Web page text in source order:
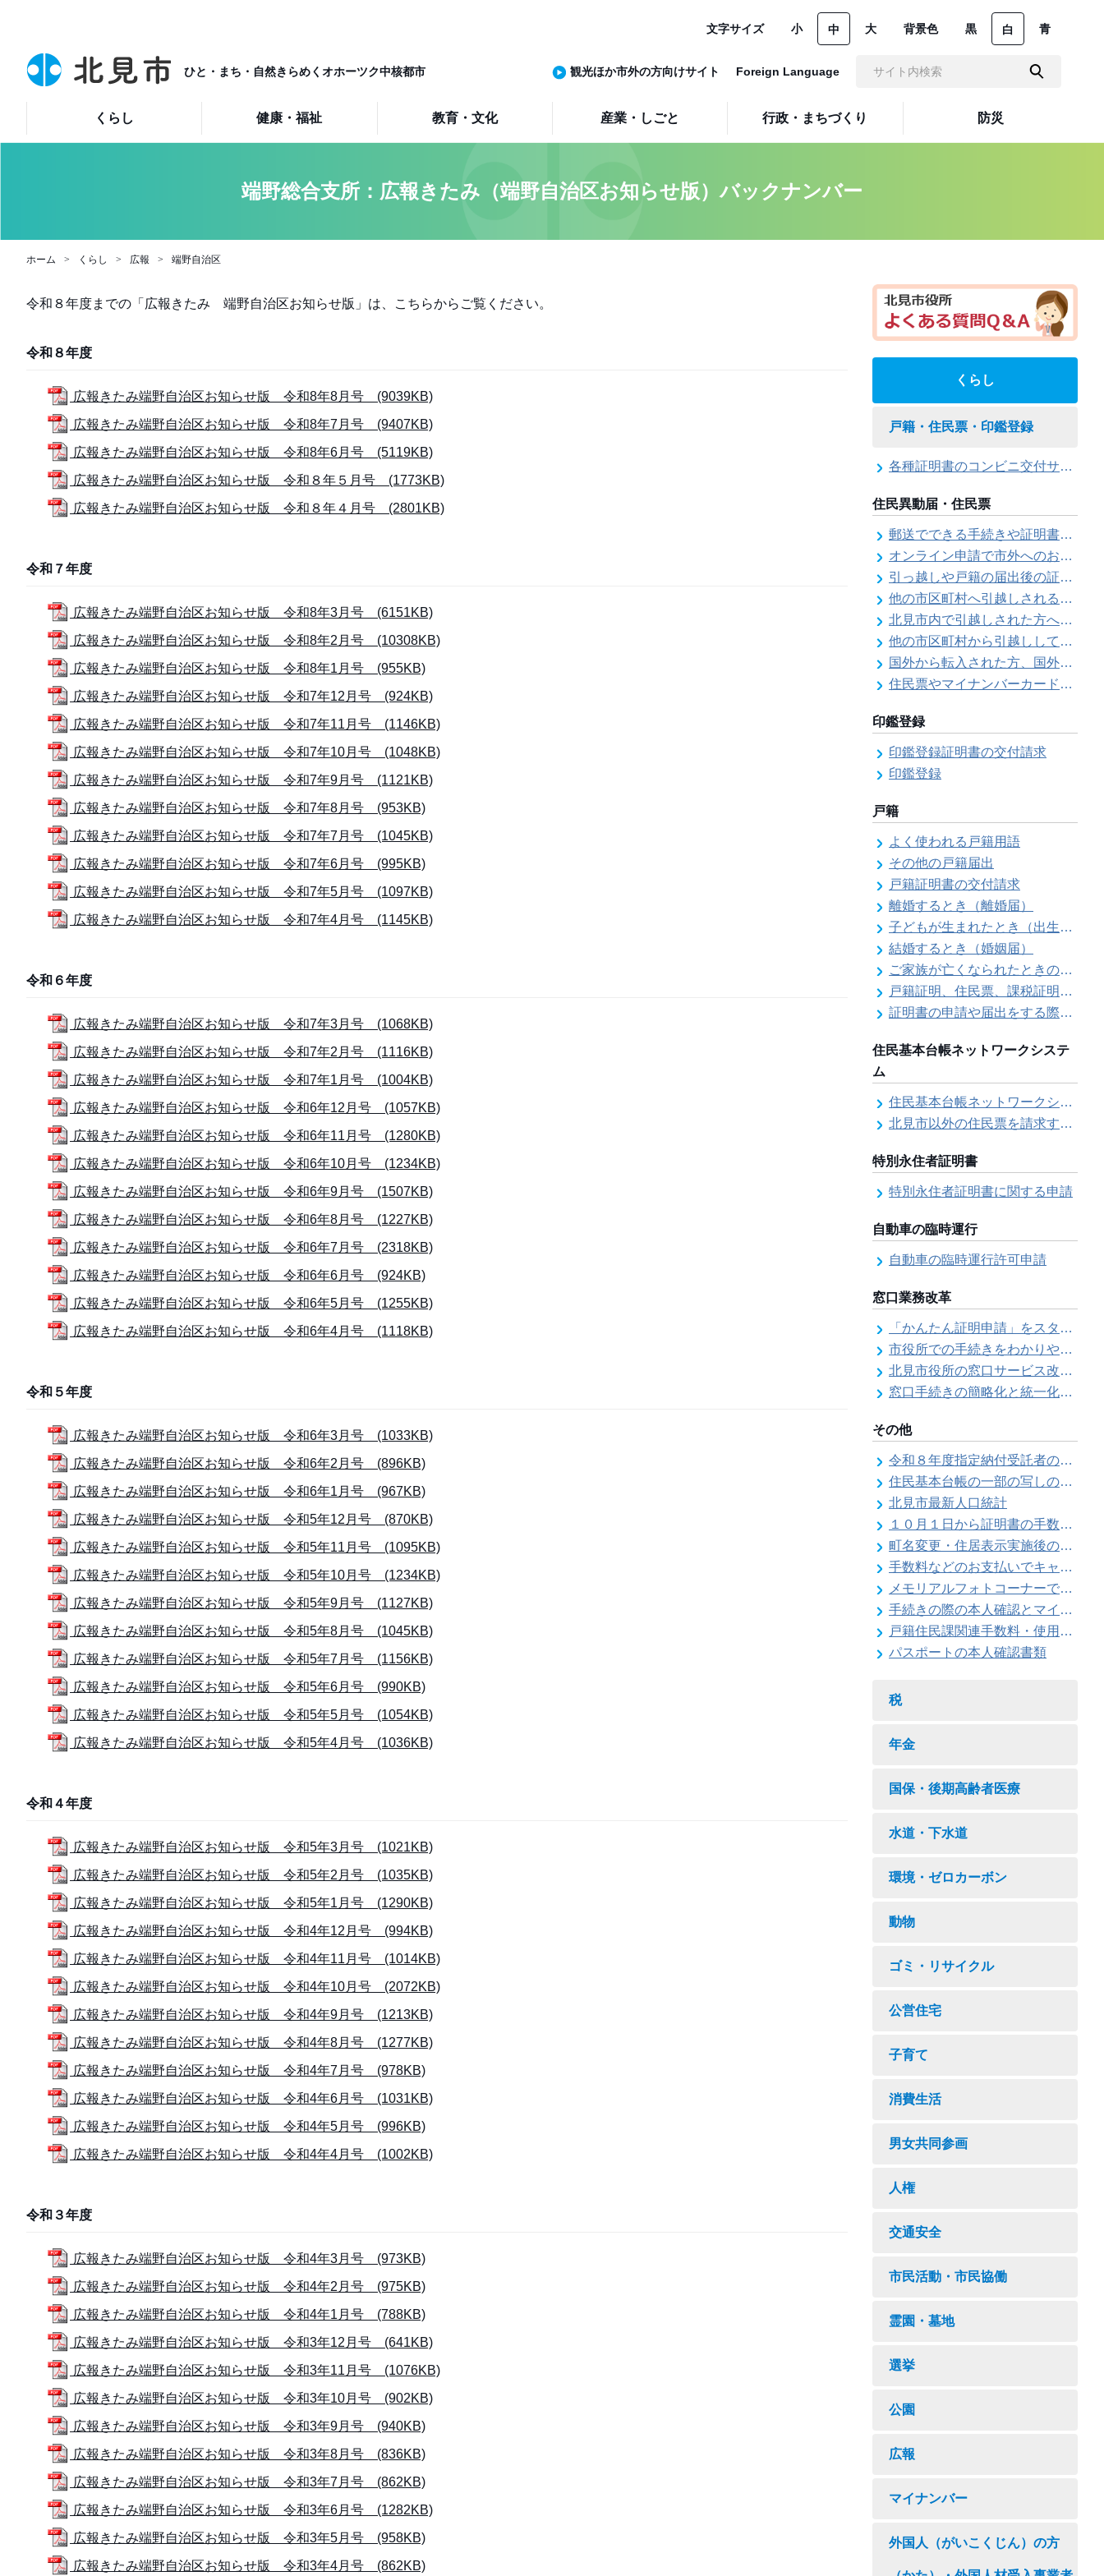
ひと・まち・自然きらめくオホーツク中核都市
くらし 健康・福祉 教育・文化 産業・しごと 行政・まちづくり 防災
文字サイズ 小 中 大 背景色 黒 白 青
観光ほか市外の方向けサイト Foreign Language
端野総合支所：広報きたみ（端野自治区お知らせ版）バックナンバー
ホーム くらし 広報 端野自治区
令和８年度までの「広報きたみ 端野自治区お知らせ版」は、こちらからご覧ください。
令和８年度
広報きたみ端野自治区お知らせ版 令和8年8月号 (9039KB)
広報きたみ端野自治区お知らせ版 令和8年7月号 (9407KB)
広報きたみ端野自治区お知らせ版 令和8年6月号 (5119KB)
広報きたみ端野自治区お知らせ版 令和８年５月号 (1773KB)
広報きたみ端野自治区お知らせ版 令和８年４月号 (2801KB)
令和７年度
広報きたみ端野自治区お知らせ版 令和8年3月号 (6151KB)
広報きたみ端野自治区お知らせ版 令和8年2月号 (10308KB)
広報きたみ端野自治区お知らせ版 令和8年1月号 (955KB)
広報きたみ端野自治区お知らせ版 令和7年12月号 (924KB)
広報きたみ端野自治区お知らせ版 令和7年11月号 (1146KB)
広報きたみ端野自治区お知らせ版 令和7年10月号 (1048KB)
広報きたみ端野自治区お知らせ版 令和7年9月号 (1121KB)
広報きたみ端野自治区お知らせ版 令和7年8月号 (953KB)
広報きたみ端野自治区お知らせ版 令和7年7月号 (1045KB)
広報きたみ端野自治区お知らせ版 令和7年6月号 (995KB)
広報きたみ端野自治区お知らせ版 令和7年5月号 (1097KB)
広報きたみ端野自治区お知らせ版 令和7年4月号 (1145KB)
令和６年度
広報きたみ端野自治区お知らせ版 令和7年3月号 (1068KB)
広報きたみ端野自治区お知らせ版 令和7年2月号 (1116KB)
広報きたみ端野自治区お知らせ版 令和7年1月号 (1004KB)
広報きたみ端野自治区お知らせ版 令和6年12月号 (1057KB)
広報きたみ端野自治区お知らせ版 令和6年11月号 (1280KB)
広報きたみ端野自治区お知らせ版 令和6年10月号 (1234KB)
広報きたみ端野自治区お知らせ版 令和6年9月号 (1507KB)
広報きたみ端野自治区お知らせ版 令和6年8月号 (1227KB)
広報きたみ端野自治区お知らせ版 令和6年7月号 (2318KB)
広報きたみ端野自治区お知らせ版 令和6年6月号 (924KB)
広報きたみ端野自治区お知らせ版 令和6年5月号 (1255KB)
広報きたみ端野自治区お知らせ版 令和6年4月号 (1118KB)
令和５年度
広報きたみ端野自治区お知らせ版 令和6年3月号 (1033KB)
広報きたみ端野自治区お知らせ版 令和6年2月号 (896KB)
広報きたみ端野自治区お知らせ版 令和6年1月号 (967KB)
広報きたみ端野自治区お知らせ版 令和5年12月号 (870KB)
広報きたみ端野自治区お知らせ版 令和5年11月号 (1095KB)
広報きたみ端野自治区お知らせ版 令和5年10月号 (1234KB)
広報きたみ端野自治区お知らせ版 令和5年9月号 (1127KB)
広報きたみ端野自治区お知らせ版 令和5年8月号 (1045KB)
広報きたみ端野自治区お知らせ版 令和5年7月号 (1156KB)
広報きたみ端野自治区お知らせ版 令和5年6月号 (990KB)
広報きたみ端野自治区お知らせ版 令和5年5月号 (1054KB)
広報きたみ端野自治区お知らせ版 令和5年4月号 (1036KB)
令和４年度
広報きたみ端野自治区お知らせ版 令和5年3月号 (1021KB)
広報きたみ端野自治区お知らせ版 令和5年2月号 (1035KB)
広報きたみ端野自治区お知らせ版 令和5年1月号 (1290KB)
広報きたみ端野自治区お知らせ版 令和4年12月号 (994KB)
広報きたみ端野自治区お知らせ版 令和4年11月号 (1014KB)
広報きたみ端野自治区お知らせ版 令和4年10月号 (2072KB)
広報きたみ端野自治区お知らせ版 令和4年9月号 (1213KB)
広報きたみ端野自治区お知らせ版 令和4年8月号 (1277KB)
広報きたみ端野自治区お知らせ版 令和4年7月号 (978KB)
広報きたみ端野自治区お知らせ版 令和4年6月号 (1031KB)
広報きたみ端野自治区お知らせ版 令和4年5月号 (996KB)
広報きたみ端野自治区お知らせ版 令和4年4月号 (1002KB)
令和３年度
広報きたみ端野自治区お知らせ版 令和4年3月号 (973KB)
広報きたみ端野自治区お知らせ版 令和4年2月号 (975KB)
広報きたみ端野自治区お知らせ版 令和4年1月号 (788KB)
広報きたみ端野自治区お知らせ版 令和3年12月号 (641KB)
広報きたみ端野自治区お知らせ版 令和3年11月号 (1076KB)
広報きたみ端野自治区お知らせ版 令和3年10月号 (902KB)
広報きたみ端野自治区お知らせ版 令和3年9月号 (940KB)
広報きたみ端野自治区お知らせ版 令和3年8月号 (836KB)
広報きたみ端野自治区お知らせ版 令和3年7月号 (862KB)
広報きたみ端野自治区お知らせ版 令和3年6月号 (1282KB)
広報きたみ端野自治区お知らせ版 令和3年5月号 (958KB)
広報きたみ端野自治区お知らせ版 令和3年4月号 (862KB)
くらし
戸籍・住民票・印鑑登録
各種証明書のコンビニ交付サービス
住民異動届・住民票
郵送でできる手続きや証明書等の交付請求（住民票・戸籍・国民年金関係）
オンライン申請で市外へのお引越し手続き（転出届）ができます
引っ越しや戸籍の届出後の証明書発行可能日
他の市区町村へ引越しされる方へ（転出届）
北見市内で引越しされた方へ（転居届）
他の市区町村から引越しして来た方へ（転入届）
国外から転入された方、国外へ転出される方へ
住民票やマイナンバーカード、印鑑証明書に旧氏（旧姓）が併記できるようになりました！
印鑑登録
印鑑登録証明書の交付請求
印鑑登録
戸籍
よく使われる戸籍用語
その他の戸籍届出
戸籍証明書の交付請求
離婚するとき（離婚届）
子どもが生まれたとき（出生届）
結婚するとき（婚姻届）
ご家族が亡くなられたときの各種手続きのご案内（死亡届）
戸籍証明、住民票、課税証明書等の証明書を郵送で請求する際の本人確認
証明書の申請や届出をする際の本人確認
住民基本台帳ネットワークシステ
ム
住民基本台帳ネットワークシステム
北見市以外の住民票を請求する（住民票の広域交付）
特別永住者証明書
特別永住者証明書に関する申請
自動車の臨時運行
自動車の臨時運行許可申請
窓口業務改革
「かんたん証明申請」をスタートしました
市役所での手続きをわかりやすく！「手続きチェックシート」を導入しました
北見市役所の窓口サービス改善の取り組み経過
窓口手続きの簡略化と統一化の取り組みについて（ワンストップサービス推進事業）
その他
令和８年度指定納付受託者の指定について
住民基本台帳の一部の写しの閲覧状況
北見市最新人口統計
１０月１日から証明書の手数料が変わります
町名変更・住居表示実施後の住所変更
手数料などのお支払いでキャッシュレス決済が利用できます
メモリアルフォトコーナーで記念撮影はいかがですか
手続きの際の本人確認とマイナンバーの確認にご協力ください
戸籍住民課関連手数料・使用料一覧
パスポートの本人確認書類
税
年金
国保・後期高齢者医療
水道・下水道
環境・ゼロカーボン
動物
ゴミ・リサイクル
公営住宅
子育て
消費生活
男女共同参画
人権
交通安全
市民活動・市民協働
霊園・墓地
選挙
公園
広報
マイナンバー
外国人（がいこくじん）の方